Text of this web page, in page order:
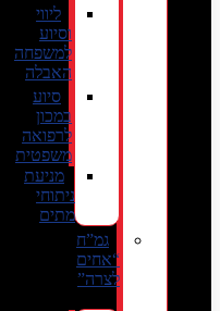
ליווי
וסיוע
למשפחה
האבלה
סיוע
במכון
לרפואה
משפטית
מניעת
ניתוחי
מתים
גמ”ח
“אחים
לצרה”